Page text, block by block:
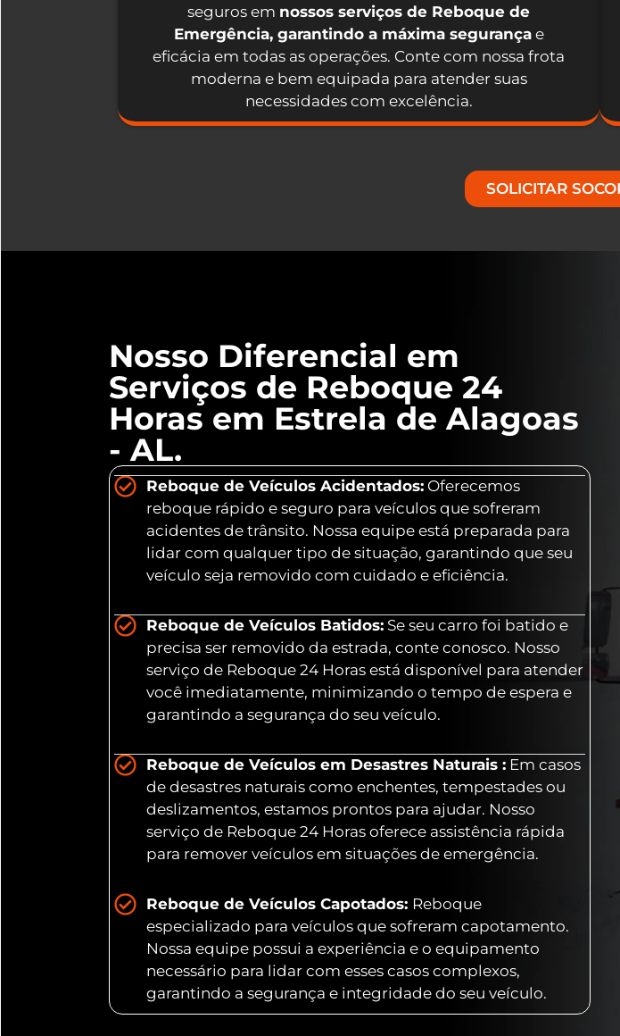
seguros em nossos serviços de Reboque de
Emergência, garantindo a máxima segurançae
eficácia em todas as operações. Conte com nossa frota
moderna e bem equipada para atender suas
necessidades com excelência.
SOLICITAR
Nosso Diferencial em
Serviços de Reboque 24
Horas em Estrela de Alagoas
- AL.
Reboque de Veículos Acidentados: Oferecemos
reboque rápido e seguro para veículos que sofreram
acidentes de trânsito. Nossa equipe está preparada para
lidar com qualquer tipo de situação, garantindo que seu
veículo seja removido com cuidado e eficiência.
Reboque de Veículos Batidos: Se seu carro foi batido e
precisa ser removido da estrada, conte conosco. Nosso
serviço de Reboque 24 Horas está disponível para atender
você imediatamente, minimizando o tempo de espera e
garantindo a segurança do seu veículo.
Reboque de Veículos em Desastres Naturais : Em casos
de desastres naturais como enchentes, tempestades ou
deslizamentos, estamos prontos para ajudar. Nosso
serviço de Reboque 24 Horas oferece assistência rápida
para remover veículos em situações de emergência.
Reboque de Veículos Capotados: Reboque
especializado para veículos que sofreram capotamento.
Nossa equipe possui a experiência e o equipamento
necessário para lidar com esses casos complexos,
garantindo a segurança e integridade do seu veículo.